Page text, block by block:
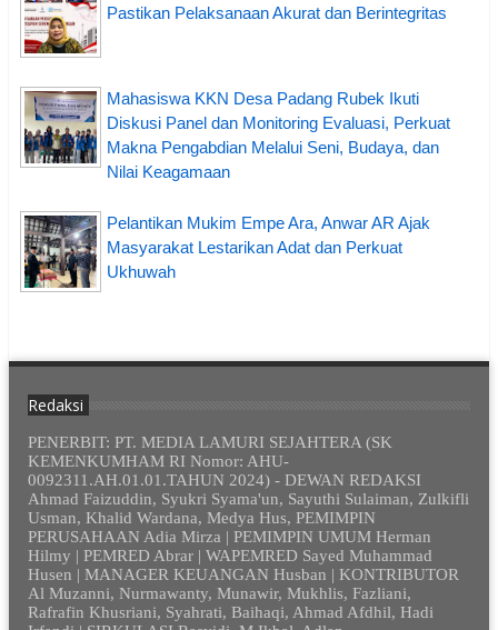
Pastikan Pelaksanaan Akurat dan Berintegritas
Mahasiswa KKN Desa Padang Rubek Ikuti
Diskusi Panel dan Monitoring Evaluasi, Perkuat
Makna Pengabdian Melalui Seni, Budaya, dan
Nilai Keagamaan
Pelantikan Mukim Empe Ara, Anwar AR Ajak
Masyarakat Lestarikan Adat dan Perkuat
Ukhuwah
Redaksi
PENERBIT: PT. MEDIA LAMURI SEJAHTERA (SK
KEMENKUMHAM RI Nomor: AHU-
0092311.AH.01.01.TAHUN 2024) - DEWAN REDAKSI
Ahmad Faizuddin, Syukri Syama'un, Sayuthi Sulaiman, Zulkifli
Usman, Khalid Wardana, Medya Hus, PEMIMPIN
PERUSAHAAN Adia Mirza | PEMIMPIN UMUM Herman
Hilmy | PEMRED Abrar | WAPEMRED Sayed Muhammad
Husen | MANAGER KEUANGAN Husban | KONTRIBUTOR
Al Muzanni, Nurmawanty, Munawir, Mukhlis, Fazliani,
Rafrafin Khusriani, Syahrati, Baihaqi, Ahmad Afdhil, Hadi